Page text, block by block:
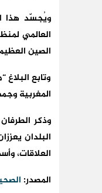
ويُجسّد هذا
العالمي
الصين
وتابع
المغربية
العلاقات،
المصدر: